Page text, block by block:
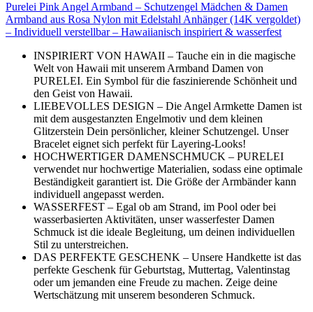
Purelei Pink Angel Armband – Schutzengel Mädchen & Damen
Armband aus Rosa Nylon mit Edelstahl Anhänger (14K vergoldet)
– Individuell verstellbar – Hawaiianisch inspiriert & wasserfest
INSPIRIERT VON HAWAII – Tauche ein in die magische
Welt von Hawaii mit unserem Armband Damen von
PURELEI. Ein Symbol für die faszinierende Schönheit und
den Geist von Hawaii.
LIEBEVOLLES DESIGN – Die Angel Armkette Damen ist
mit dem ausgestanzten Engelmotiv und dem kleinen
Glitzerstein Dein persönlicher, kleiner Schutzengel. Unser
Bracelet eignet sich perfekt für Layering-Looks!
HOCHWERTIGER DAMENSCHMUCK – PURELEI
verwendet nur hochwertige Materialien, sodass eine optimale
Beständigkeit garantiert ist. Die Größe der Armbänder kann
individuell angepasst werden.
WASSERFEST – Egal ob am Strand, im Pool oder bei
wasserbasierten Aktivitäten, unser wasserfester Damen
Schmuck ist die ideale Begleitung, um deinen individuellen
Stil zu unterstreichen.
DAS PERFEKTE GESCHENK – Unsere Handkette ist das
perfekte Geschenk für Geburtstag, Muttertag, Valentinstag
oder um jemanden eine Freude zu machen. Zeige deine
Wertschätzung mit unserem besonderen Schmuck.